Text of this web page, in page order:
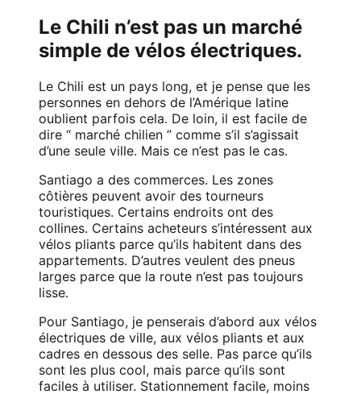
Le Chili n’est pas un marché
simple de vélos électriques.
Le Chili est un pays long, et je pense que les
personnes en dehors de l’Amérique latine
oublient parfois cela. De loin, il est facile de
dire “ marché chilien ” comme s’il s’agissait
d’une seule ville. Mais ce n’est pas le cas.
Santiago a des commerces. Les zones
côtières peuvent avoir des tourneurs
touristiques. Certains endroits ont des
collines. Certains acheteurs s’intéressent aux
vélos pliants parce qu’ils habitent dans des
appartements. D’autres veulent des pneus
larges parce que la route n’est pas toujours
lisse.
Pour Santiago, je penserais d’abord aux vélos
électriques de ville, aux vélos pliants et aux
cadres en dessous des selle. Pas parce qu’ils
sont les plus cool, mais parce qu’ils sont
faciles à utiliser. Stationnement facile, moins